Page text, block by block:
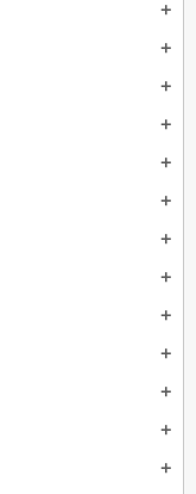
add
add
add
add
add
add
add
add
add
add
add
add
add